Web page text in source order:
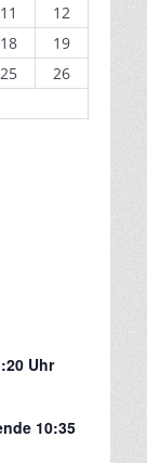
11
12
18
19
25
26
Uhr
10:35